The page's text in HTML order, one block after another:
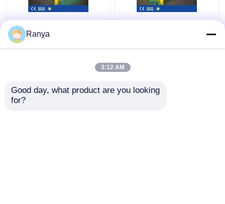
Forward Out
Hydraulische metalen
balenpers Machine
25MPa Hydraulische
Ranya
3:12 AM
Good day, what product are you looking
for?